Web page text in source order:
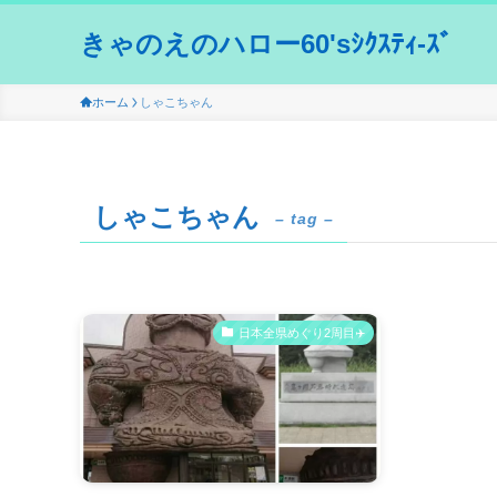
きゃのえのハロー60'sｼｸｽﾃｨ-ｽﾞ
ホーム しゃこちゃん
しゃこちゃん – tag –
日本全県めぐり2周目✈️